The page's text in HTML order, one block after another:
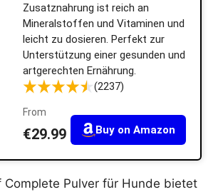
Zusatznahrung ist reich an
Mineralstoffen und Vitaminen und
leicht zu dosieren. Perfekt zur
Unterstützung einer gesunden und
artgerechten Ernährung.
(2237)
From
€29.99 Buy on Amazon
Complete Pulver für Hunde bietet